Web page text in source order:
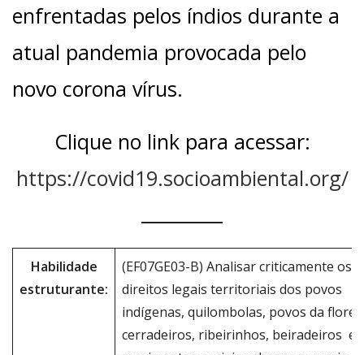
enfrentadas pelos índios durante a
atual pandemia provocada pelo
novo corona vírus.
Clique no link para acessar:
https://covid19.socioambiental.org/
Habilidade
estruturante:
(EF07GE03-B) Analisar criticamente os
direitos legais territoriais dos povos
indígenas, quilombolas, povos da
cerradeiros, ribeirinhos, beiradeiros e